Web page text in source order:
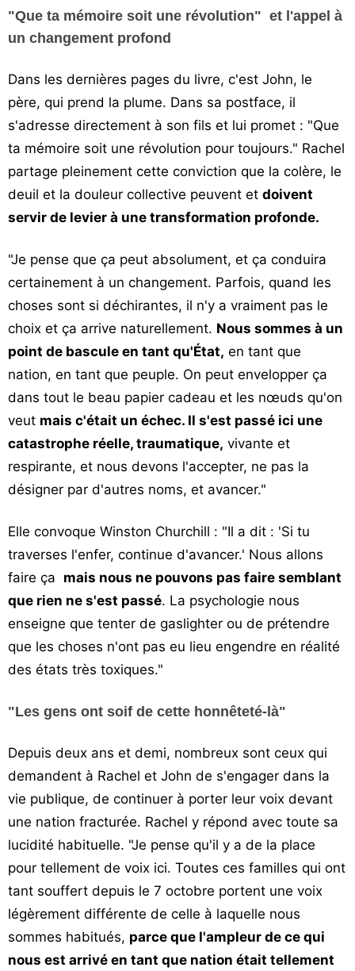
"Que ta mémoire soit une révolution" et l'appel à
un changement profond
Dans les dernières pages du livre, c'est John, le
père, qui prend la plume. Dans sa postface, il
s'adresse directement à son fils et lui promet : "Que
ta mémoire soit une révolution pour toujours." Rachel
partage pleinement cette conviction que la colère, le
deuil et la douleur collective peuvent et doivent
servir de levier à une transformation profonde.
"Je pense que ça peut absolument, et ça conduira
certainement à un changement. Parfois, quand les
choses sont si déchirantes, il n'y a vraiment pas le
choix et ça arrive naturellement. Nous sommes à un
point de bascule en tant qu'État, en tant que
nation, en tant que peuple. On peut envelopper ça
dans tout le beau papier cadeau et les nœuds qu'on
veut mais c'était un échec. Il s'est passé ici une
catastrophe réelle, traumatique, vivante et
respirante, et nous devons l'accepter, ne pas la
désigner par d'autres noms, et avancer."
Elle convoque Winston Churchill : "Il a dit : 'Si tu
traverses l'enfer, continue d'avancer.' Nous allons
faire ça mais nous ne pouvons pas faire semblant
que rien ne s'est passé. La psychologie nous
enseigne que tenter de gaslighter ou de prétendre
que les choses n'ont pas eu lieu engendre en réalité
des états très toxiques."
"Les gens ont soif de cette honnêteté-là"
Depuis deux ans et demi, nombreux sont ceux qui
demandent à Rachel et John de s'engager dans la
vie publique, de continuer à porter leur voix devant
une nation fracturée. Rachel y répond avec toute sa
lucidité habituelle. "Je pense qu'il y a de la place
pour tellement de voix ici. Toutes ces familles qui ont
tant souffert depuis le 7 octobre portent une voix
légèrement différente de celle à laquelle nous
sommes habitués, parce que l'ampleur de ce qui
nous est arrivé en tant que nation était tellement